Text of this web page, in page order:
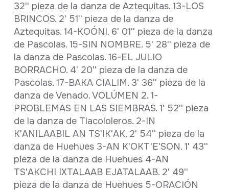
32'' pieza de la danza de Aztequitas. 13-LOS
BRINCOS. 2' 51'' pieza de la danza de
Aztequitas. 14-KOÓNI. 6' 01'' pieza de la danza
de Pascolas. 15-SIN NOMBRE. 5' 28'' pieza de
la danza de Pascolas. 16-EL JULIO
BORRACHO. 4' 20'' pieza de la danza de
Pascolas. 17-BAKA CIALIM. 3' 36'' pieza de la
danza de Venado. VOLÚMEN 2. 1-
PROBLEMAS EN LAS SIEMBRAS. 1' 52'' pieza
de la danza de Tlacololeros. 2-IN
K'ANILAABIL AN TS'IK'AK. 2' 54'' pieza de la
danza de Huehues 3-AN K'OKT'E'SON. 1' 43''
pieza de la danza de Huehues 4-AN
TS'AKCHI IXTALAAB EJATALAAB. 2' 49''
pieza de la danza de Huehues 5-ORACIÓN